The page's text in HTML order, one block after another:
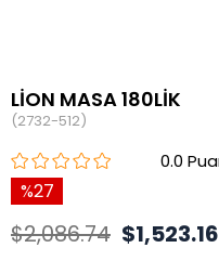
LİON MASA 180LİK
(2732-512)
0.0
27
$2,086.74 $1,523.16